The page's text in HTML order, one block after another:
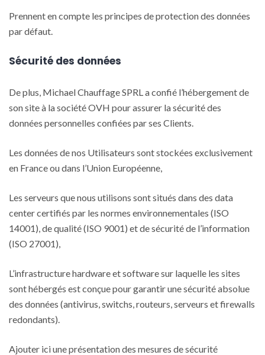
Prennent en compte les principes de protection des données
par défaut.
Sécurité des données
De plus, Michael Chauffage SPRL a confié l’hébergement de
son site à la société OVH pour assurer la sécurité des
données personnelles confiées par ses Clients.
Les données de nos Utilisateurs sont stockées exclusivement
en France ou dans l’Union Européenne,
Les serveurs que nous utilisons sont situés dans des data
center certifiés par les normes environnementales (ISO
14001), de qualité (ISO 9001) et de sécurité de l’information
(ISO 27001),
L’infrastructure hardware et software sur laquelle les sites
sont hébergés est conçue pour garantir une sécurité absolue
des données (antivirus, switchs, routeurs, serveurs et firewalls
redondants).
Ajouter ici une présentation des mesures de sécurité